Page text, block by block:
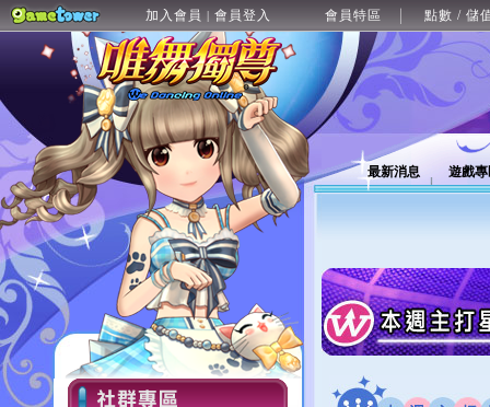
加入會員 | 會員登入 會員特區 點數 / 儲
最新消息 遊戲